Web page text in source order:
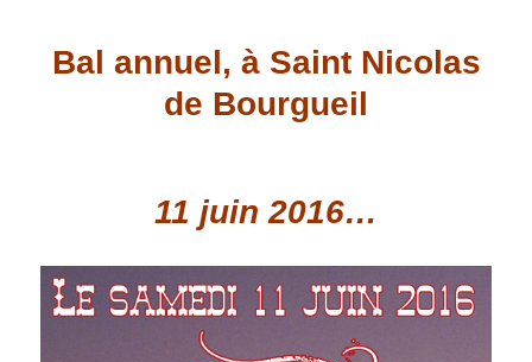
Bal annuel, à Saint Nicolas
de Bourgueil
11 juin 2016…